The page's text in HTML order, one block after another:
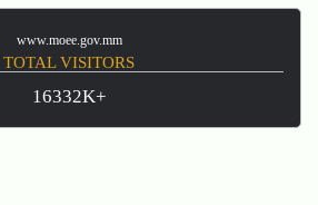
www.moee.gov.mm
TOTAL VISITORS
16332K+